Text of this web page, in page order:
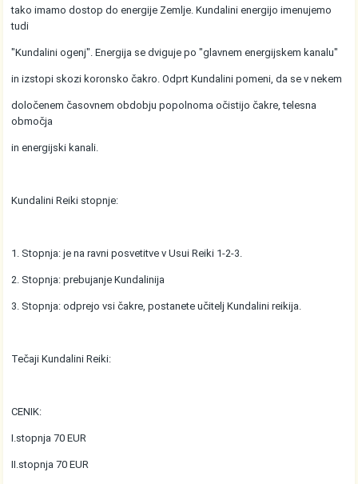
tako imamo dostop do energije Zemlje. Kundalini energijo imenujemo
tudi
"Kundalini ogenj". Energija se dviguje po "glavnem energijskem kanalu"
in izstopi skozi koronsko čakro. Odprt Kundalini pomeni, da se v nekem
določenem časovnem obdobju popolnoma očistijo čakre, telesna
območja
in energijski kanali.
Kundalini Reiki stopnje:
1. Stopnja: je na ravni posvetitve v Usui Reiki 1-2-3.
2. Stopnja: prebujanje Kundalinija
3. Stopnja: odprejo vsi čakre, postanete učitelj Kundalini reikija.
Tečaji Kundalini Reiki:
CENIK:
I.stopnja 70 EUR
II.stopnja 70 EUR